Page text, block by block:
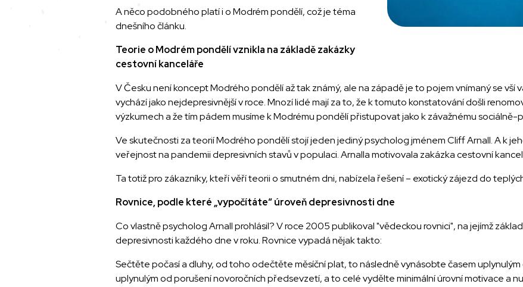
A něco podobného platí i o Modrém pondělí, což je téma
dnešního článku.
Teorie o Modrém pondělí vznikla na základě zakázky
cestovní kanceláře
V Česku není koncept Modrého pondělí až tak známý, ale na západě je to pojem vnímaný se vší
vychází jako nejdepresivnější v roce. Mnozí lidé mají za to, že k tomuto konstatování došli
výzkumech a že tím pádem musíme k Modrému pondělí přistupovat jako k závažnému sociálně-
Ve skutečnosti za teorií Modrého pondělí stojí jeden jediný psycholog jménem Cliff Arnall. A k
veřejnost na pandemii depresivních stavů v populaci. Arnalla motivovala zakázka cestovní
Ta totiž pro zákazníky, kteří věří teorii o smutném dni, nabízela řešení – exotický zájezd do
Rovnice, podle které „vypočítáte“ úroveň depresivnosti dne
Co vlastně psycholog Arnall prohlásil? V roce 2005 publikoval "vědeckou rovnici", na jejímž
depresivnosti každého dne v roku. Rovnice vypadá nějak takto:
Sečtěte počasí a dluhy, od toho odečtěte měsíční plat, to následně vynásobte časem
uplynulým od porušení novoročních předsevzetí, a to celé vydělte minimální úrovní motivace a